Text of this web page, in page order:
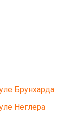
Брунхарда
Неглера